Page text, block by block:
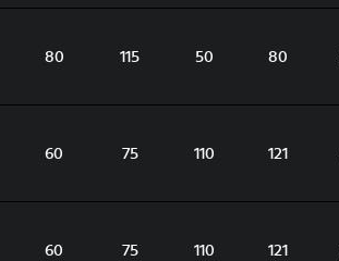
80 115 50 80
60 75 110 121
60 75 110 121